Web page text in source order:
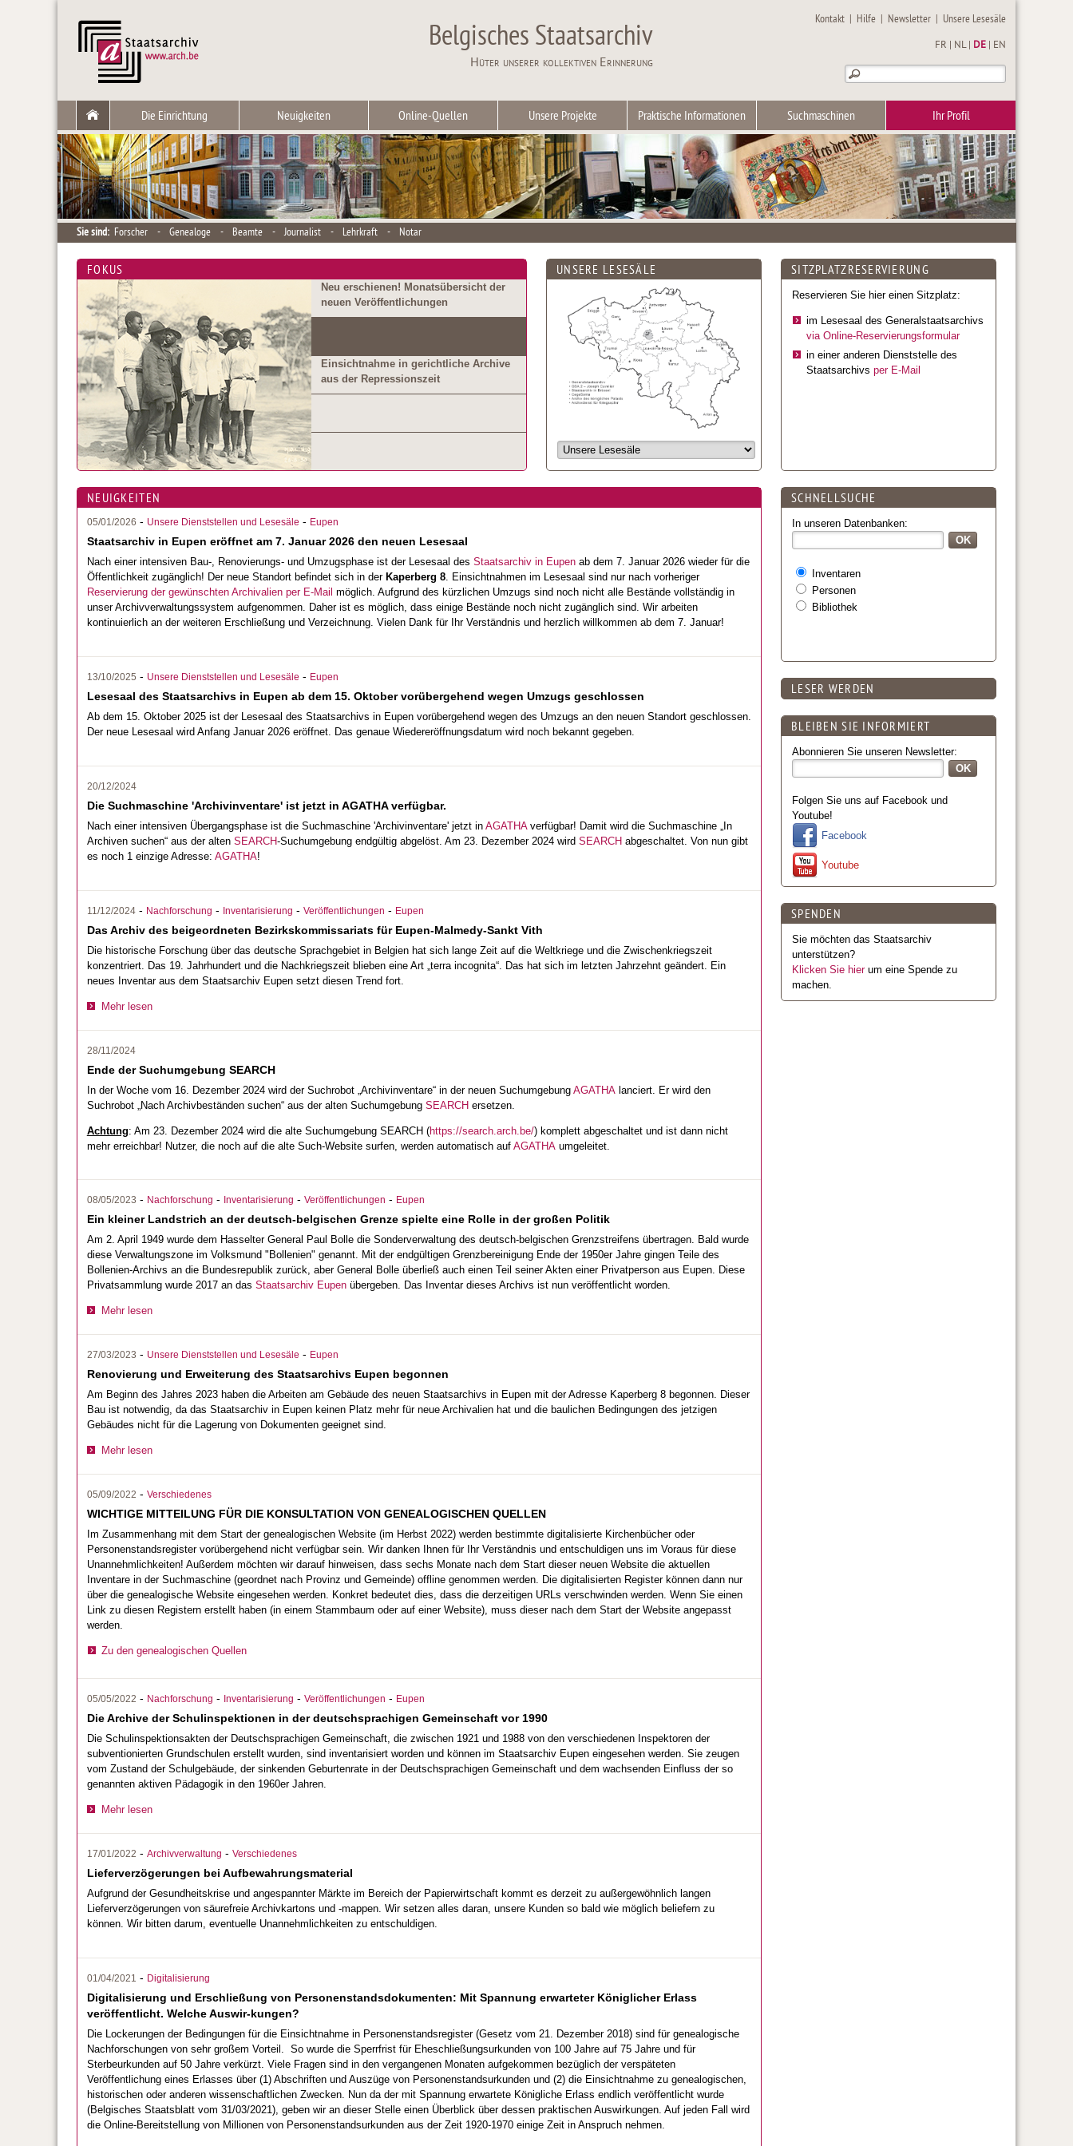
Belgisches Staatsarchiv
Hüter unserer kollektiven Erinnerung
Kontakt | Hilfe | Newsletter | Unsere Lesesäle
FR NL| DE EN
Die Einrichtung Neuigkeiten Online-Quellen Unsere Projekte Praktische Informationen Suchmaschinen Ihr Profil
Sie sind: Forscher - Genealoge - Beamte -Journalist - Lehrkraft - Notar
FOKUS
Neu erschienen! Monatsübersicht der
neuen Veröffentlichungen
Einsichtnahme in gerichtliche Archive
aus der Repressionszeit
UNSERE LESESÄLE SITZPLATZRESERVIERUNG
Reservieren Sie hier einen Sitzplatz:
im Lesesaal des Generalstaatsarchivs
via Online-Reservierungsformular
in einer anderen Dienststelle des
Staatsarchivs per E-Mail
NEUIGKEITEN
05/01/2026 - Unsere Dienststellen und Lesesäle - Eupen
Staatsarchiv in Eupen eröffnet am 7. Januar 2026 den neuen Lesesaal
Nach einer intensiven Bau-, Renovierungs- und Umzugsphase ist der Lesesaal des Staatsarchiv in Eupenab dem 7. Januar 2026 wieder für die
Öffentlichkeit zugänglich! Der neue Standort befindet sich in der Kaperberg 8. Einsichtnahmen im Lesesaal sind nur nach vorheriger
Reservierung der gewünschten Archivalien per E-Mail möglich. Aufgrund des kürzlichen Umzugs sind noch nicht alle Bestände vollständig in
unser Archivverwaltungssystem aufgenommen. Daher ist es möglich, dass einige Bestände noch nicht zugänglich sind. Wir arbeiten
kontinuierlich an der weiteren Erschließung und Verzeichnung. Vielen Dank für Ihr Verständnis und herzlich willkommen ab dem 7. Januar!
13/10/2025 - Unsere Dienststellen und Lesesäle - Eupen
Lesesaal des Staatsarchivs in Eupen ab dem 15. Oktober vorübergehend wegen Umzugs geschlossen
Ab dem 15. Oktober 2025 ist der Lesesaal des Staatsarchivs in Eupen vorübergehend wegen des Umzugs an den neuen Standort geschlossen.
Der neue Lesesaal wird Anfang Januar 2026 eröffnet. Das genaue Wiedereröffnungsdatum wird noch bekannt gegeben.
20/12/2024
Die Suchmaschine 'Archivinventare' ist jetzt in AGATHA verfügbar.
Nach einer intensiven Übergangsphase ist die Suchmaschine 'Archivinventare' jetzt in AGATHA verfügbar! Damit wird die Suchmaschine „In
Archiven suchen“ aus der alten SEARCH-Suchumgebung endgültig abgelöst. Am 23. Dezember 2024 wird SEARCH abgeschaltet. Von nun gibt
es noch 1 einzige Adresse: AGATHA!
11/12/2024- Nachforschung - Inventarisierung - Veröffentlichungen - Eupen
Das Archiv des beigeordneten Bezirkskommissariats für Eupen-Malmedy-Sankt Vith
Die historische Forschung über das deutsche Sprachgebiet in Belgien hat sich lange Zeit auf die Weltkriege und die Zwischenkriegszeit
konzentriert. Das 19. Jahrhundert und die Nachkriegszeit blieben eine Art „terra incognita“. Das hat sich im letzten Jahrzehnt geändert. Ein
neues Inventar aus dem Staatsarchiv Eupen setzt diesen Trend fort.
Mehr lesen
28/11/2024
Ende der Suchumgebung SEARCH
In der Woche vom 16. Dezember 2024 wird der Suchrobot „Archivinventare“ in der neuen Suchumgebung AGATHAlanciert. Er wird den
Suchrobot „Nach Archivbeständen suchen“ aus der alten Suchumgebung SEARCHersetzen.
Achtung: Am 23. Dezember 2024 wird die alte Suchumgebung SEARCH (https://search.arch.be/) komplett abgeschaltet und ist dann nicht
mehr erreichbar! Nutzer, die noch auf die alte Such-Website surfen, werden automatisch auf AGATHAumgeleitet.
08/05/2023 - Nachforschung - Inventarisierung - Veröffentlichungen - Eupen
Ein kleiner Landstrich an der deutsch-belgischen Grenze spielte eine Rolle in der großen Politik
Am 2. April 1949 wurde dem Hasselter General Paul Bolle die Sonderverwaltung des deutsch-belgischen Grenzstreifens übertragen. Bald wurde
diese Verwaltungszone im Volksmund "Bollenien" genannt. Mit der endgültigen Grenzbereinigung Ende der 1950er Jahre gingen Teile des
Bollenien-Archivs an die Bundesrepublik zurück, aber General Bolle überließ auch einen Teil seiner Akten einer Privatperson aus Eupen. Diese
Privatsammlung wurde 2017 an das Staatsarchiv Eupenübergeben. Das Inventar dieses Archivs ist nun veröffentlicht worden.
Mehr lesen
27/03/2023 - Unsere Dienststellen und Lesesäle - Eupen
Renovierung und Erweiterung des Staatsarchivs Eupen begonnen
Am Beginn des Jahres 2023 haben die Arbeiten am Gebäude des neuen Staatsarchivs in Eupen mit der Adresse Kaperberg 8 begonnen. Dieser
Bau ist notwendig, da das Staatsarchiv in Eupen keinen Platz mehr für neue Archivalien hat und die baulichen Bedingungen des jetzigen
Gebäudes nicht für die Lagerung von Dokumenten geeignet sind.
Mehr lesen
05/09/2022 - Verschiedenes
WICHTIGE MITTEILUNG FÜR DIE KONSULTATION VON GENEALOGISCHEN QUELLEN
Im Zusammenhang mit dem Start der genealogischen Website (im Herbst 2022) werden bestimmte digitalisierte Kirchenbücher oder
Personenstandsregister vorübergehend nicht verfügbar sein. Wir danken Ihnen für Ihr Verständnis und entschuldigen uns im Voraus für diese
Unannehmlichkeiten! Außerdem möchten wir darauf hinweisen, dass sechs Monate nach dem Start dieser neuen Website die aktuellen
Inventare in der Suchmaschine (geordnet nach Provinz und Gemeinde) offline genommen werden. Die digitalisierten Register können dann nur
über die genealogische Website eingesehen werden. Konkret bedeutet dies, dass die derzeitigen URLs verschwinden werden. Wenn Sie einen
Link zu diesen Registern erstellt haben (in einem Stammbaum oder auf einer Website), muss dieser nach dem Start der Website angepasst
werden.
Zu den genealogischen Quellen
05/05/2022 - Nachforschung - Inventarisierung - Veröffentlichungen - Eupen
Die Archive der Schulinspektionen in der deutschsprachigen Gemeinschaft vor 1990
Die Schulinspektionsakten der Deutschsprachigen Gemeinschaft, die zwischen 1921 und 1988 von den verschiedenen Inspektoren der
subventionierten Grundschulen erstellt wurden, sind inventarisiert worden und können im Staatsarchiv Eupen eingesehen werden. Sie zeugen
vom Zustand der Schulgebäude, der sinkenden Geburtenrate in der Deutschsprachigen Gemeinschaft und dem wachsenden Einfluss der so
genannten aktiven Pädagogik in den 1960er Jahren.
Mehr lesen
17/01/2022 - Archivverwaltung - Verschiedenes
Lieferverzögerungen bei Aufbewahrungsmaterial
Aufgrund der Gesundheitskrise und angespannter Märkte im Bereich der Papierwirtschaft kommt es derzeit zu außergewöhnlich langen
Lieferverzögerungen von säurefreie Archivkartons und -mappen. Wir setzen alles daran, unsere Kunden so bald wie möglich beliefern zu
können. Wir bitten darum, eventuelle Unannehmlichkeiten zu entschuldigen.
01/04/2021 - Digitalisierung
Digitalisierung und Erschließung von Personenstandsdokumenten: Mit Spannung erwarteter Königlicher Erlass
veröffentlicht. Welche Auswir-kungen?
Die Lockerungen der Bedingungen für die Einsichtnahme in Personenstandsregister (Gesetz vom 21. Dezember 2018) sind für genealogische
Nachforschungen von sehr großem Vorteil. So wurde die Sperrfrist für Eheschließungsurkunden von 100 Jahre auf 75 Jahre und für
Sterbeurkunden auf 50 Jahre verkürzt. Viele Fragen sind in den vergangenen Monaten aufgekommen bezüglich der verspäteten
Veröffentlichung eines Erlasses über (1) Abschriften und Auszüge von Personenstandsurkunden und (2) die Einsichtnahme zu genealogischen,
historischen oder anderen wissenschaftlichen Zwecken. Nun da der mit Spannung erwartete Königliche Erlass endlich veröffentlicht wurde
(Belgisches Staatsblatt vom 31/03/2021), geben wir an dieser Stelle einen Überblick über dessen praktischen Auswirkungen. Auf jeden Fall wird
die Online-Bereitstellung von Millionen von Personenstandsurkunden aus der Zeit 1920-1970 einige Zeit in Anspruch nehmen.
SCHNELLSUCHE
In unseren Datenbanken:
Inventaren
Personen
Bibliothek
LESER WERDEN
BLEIBEN SIE INFORMIERT
Abonnieren Sie unseren Newsletter:
Folgen Sie uns auf Facebook und
Youtube!
Facebook
Youtube
SPENDEN
Sie möchten das Staatsarchiv
unterstützen?
Klicken Sie hierum eine Spende zu
machen.